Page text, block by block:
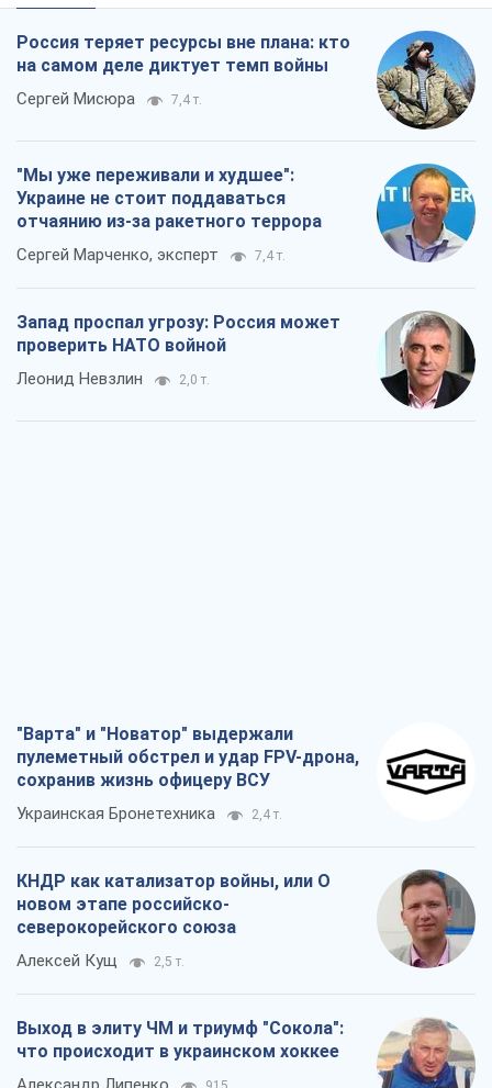
Россия теряет ресурсы вне плана: кто
на самом деле диктует темп войны
Сергей Мисюра 7,4 т.
"Мы уже переживали и худшее":
Украине не стоит поддаваться
отчаянию из-за ракетного террора
Сергей Марченко, эксперт 7,4 т.
Запад проспал угрозу: Россия может
проверить НАТО войной
Леонид Невзлин 2,0 т.
"Варта" и "Новатор" выдержали
пулеметный обстрел и удар FPV-дрона,
сохранив жизнь офицеру ВСУ
Украинская Бронетехника 2,4 т.
КНДР как катализатор войны, или О
новом этапе российско-
северокорейского союза
Алексей Кущ 2,5 т.
Выход в элиту ЧМ и триумф "Сокола":
что происходит в украинском хоккее